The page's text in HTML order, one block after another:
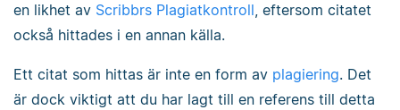
en likhet av Scribbrs Plagiatkontroll, eftersom citatet
också hittades i en annan källa.
Ett citat som hittas är inte en form av plagiering. Det
är dock viktigt att du har lagt till en referens till detta